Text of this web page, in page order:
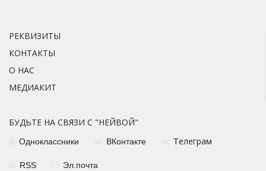
РЕКВИЗИТЫ
КОНТАКТЫ
О НАС
МЕДИАКИТ
БУДЬТЕ НА СВЯЗИ С "НЕЙВОЙ"
Одноклассники ВКонтакте Телеграм
RSS Эл.почта